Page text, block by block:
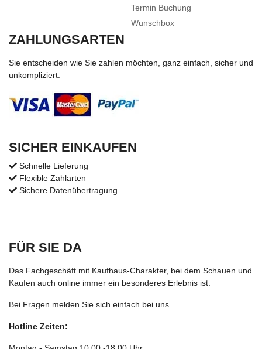
Termin Buchung
Wunschbox
ZAHLUNGSARTEN
Sie entscheiden wie Sie zahlen möchten, ganz einfach, sicher und
unkompliziert.
SICHER EINKAUFEN
Schnelle Lieferung
Flexible Zahlarten
Sichere Datenübertragung
FÜR SIE DA
Das Fachgeschäft mit Kaufhaus-Charakter, bei dem Schauen und
Kaufen auch online immer ein besonderes Erlebnis ist.
Bei Fragen melden Sie sich einfach bei uns.
Hotline Zeiten: